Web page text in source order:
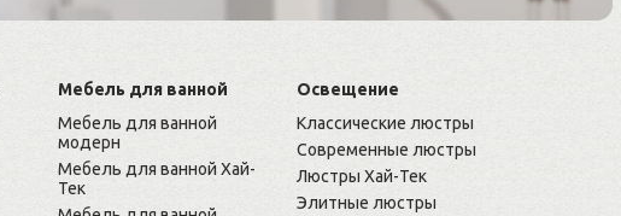
Мебель для ванной
Мебель для ванной
модерн
Мебель для ванной Хай-
Тек
Освещение
Классические люстры
Современные люстры
Люстры Хай-Тек
Элитные люстры